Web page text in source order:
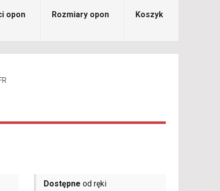
opon Rozmiary opon Koszyk
Dostępne od ręki